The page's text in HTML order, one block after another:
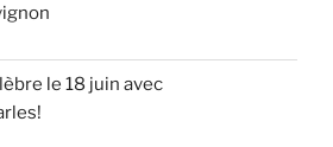
le 18 juin avec